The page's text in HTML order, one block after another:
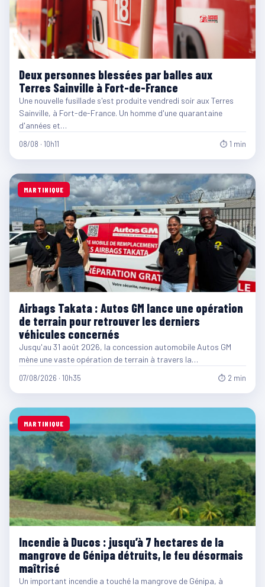
Deux personnes blessées par balles aux
Terres Sainville à Fort-de-France
Une nouvelle fusillade s'est produite vendredi soir aux Terres
Sainville, à Fort-de-France. Un homme d'une quarantaine
d'années et…
08/08 · 10h11 ⏱ 1 min
MARTINIQUE
Airbags Takata : Autos GM lance une opération
de terrain pour retrouver les derniers
véhicules concernés
Jusqu'au 31 août 2026, la concession automobile Autos GM
mène une vaste opération de terrain à travers la…
07/08/2026 · 10h35 ⏱ 2 min
MARTINIQUE
Incendie à Ducos : jusqu’à 7 hectares de la
mangrove de Génipa détruits, le feu désormais
maîtrisé
Un important incendie a touché la mangrove de Génipa, à